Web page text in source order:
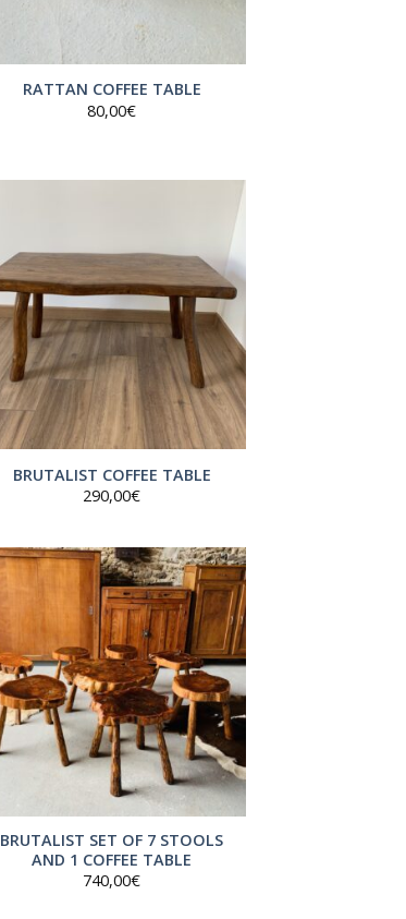
RATTAN COFFEE TABLE
80,00€
BRUTALIST COFFEE TABLE
290,00€
BRUTALIST SET OF 7 STOOLS
AND 1 COFFEE TABLE
740,00€